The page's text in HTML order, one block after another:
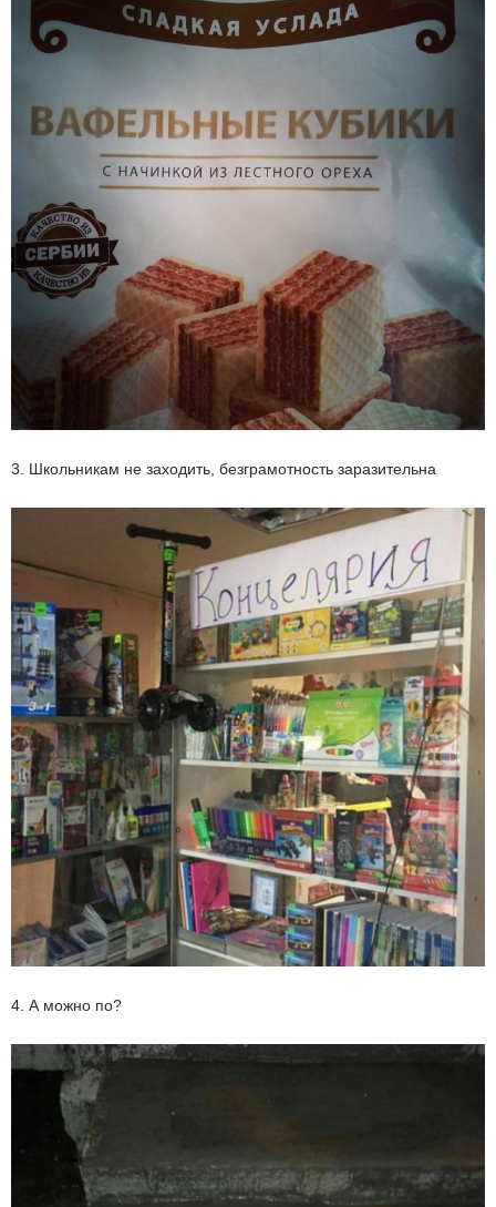
3. Школьникам не заходить, безграмотность заразительна
4. А можно по?